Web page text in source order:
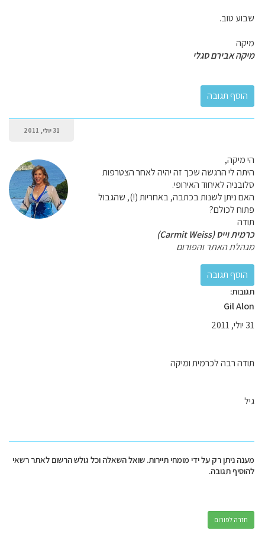
שבוע טוב.
מיקה
מיקה אבירם סגלי
31 יולי, 2011
הי מיקה,
היתה לי הרגשה שכך זה יהיה לאחר הצטרפות
סלובניה לאיחוד האירופי.
האם ניתן לשנות בכתבה, באחריות (!), שהגבול
פתוח לכולם?
תודה
כרמית וייס (Carmit Weiss)
מנהלת האתר והפורום
תגובות:
Gil Alon
31 יולי, 2011
תודה רבה לכרמית ומיקה
גיל
מענה ניתן רק על ידי מומחי תיירות. שואל השאלה וכל גולש הרשום לאתר רשאי
להוסיף תגובה.
חזרה לפורום